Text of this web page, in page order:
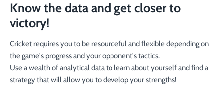
Know the data and get closer to
victory!
Cricket requires you to be resourceful and flexible depending on
the game's progress and your opponent's tactics.
Use a wealth of analytical data to learn about yourself and find a
strategy that will allow you to develop your strengths!